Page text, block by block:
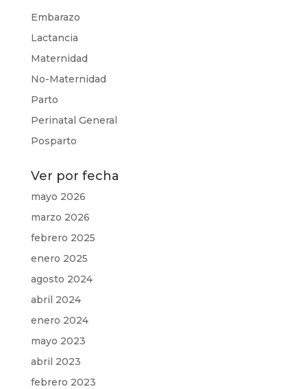
Embarazo
Lactancia
Maternidad
No-Maternidad
Parto
Perinatal General
Posparto
Ver por fecha
mayo 2026
marzo 2026
febrero 2025
enero 2025
agosto 2024
abril 2024
enero 2024
mayo 2023
abril 2023
febrero 2023